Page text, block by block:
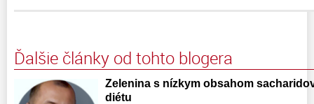
Ďalšie články od tohto blogera
Zelenina s nízkym obsahom
diétu